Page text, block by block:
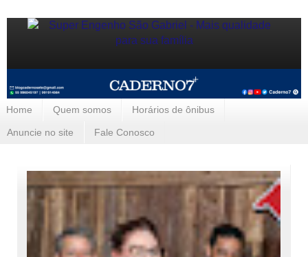
Home Quem somos Horários de ônibus
Anuncie no site Fale Conosco